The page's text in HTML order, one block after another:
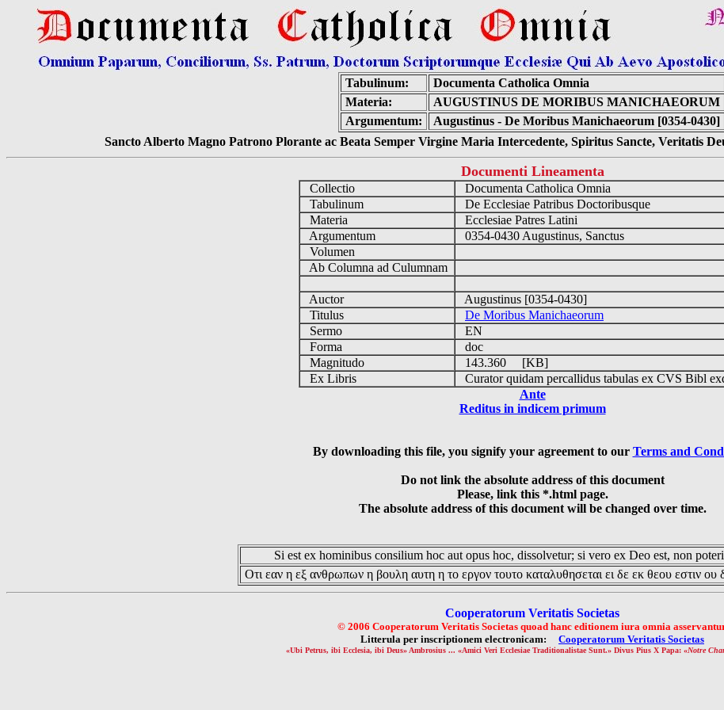
Tabulinum:
Documenta Catholica Omnia
Materia:
AUGUSTINUS DE MORIBUS MANICHAEORUM
Argumentum:
Augustinus - De Moribus Manichaeorum [0354-0430]
Sancto Alberto Magno Patrono Plorante ac Beata Semper Virgine Maria Intercedente, Spiritus Sancte, Veritatis
Documenti Lineamenta
Collectio
Documenta Catholica Omnia
Tabulinum
De Ecclesiae Patribus Doctoribusque
Materia
Ecclesiae Patres Latini
Argumentum
0354-0430 Augustinus, Sanctus
Volumen
Ab Columna ad Culumnam
Auctor
Augustinus [0354-0430]
Titulus
De Moribus Manichaeorum
Sermo
EN
Forma
doc
Magnitudo
143.360 [KB]
Ex Libris
Curator quidam percallidus tabulas ex CVS Bibl
Ante
Reditus in indicem primum
By downloading this file, you signify your agreement to our Terms and
Do not link the absolute address of this document
Please, link this *.html page.
The absolute address of this document will be changed over time.
Si est ex hominibus consilium hoc aut opus hoc, dissolvetur; si vero ex Deo est, non
Οτι εαν η εξ ανθρωπων η βουλη αυτη η το εργον τουτο καταλυθησεται ει δε εκ θεου εστιν ου
Cooperatorum Veritatis Societas
© 2006 Cooperatorum Veritatis Societas quoad hanc editionem iura omnia
Litterula per inscriptionem electronicam: Cooperatorum Veritatis Societas
«Ubi Petrus, ibi Ecclesia, ibi Deus» Ambrosius ... «Amici Veri Ecclesiae Traditionalistae Sunt.» Divus Pius X Papa: «Notre